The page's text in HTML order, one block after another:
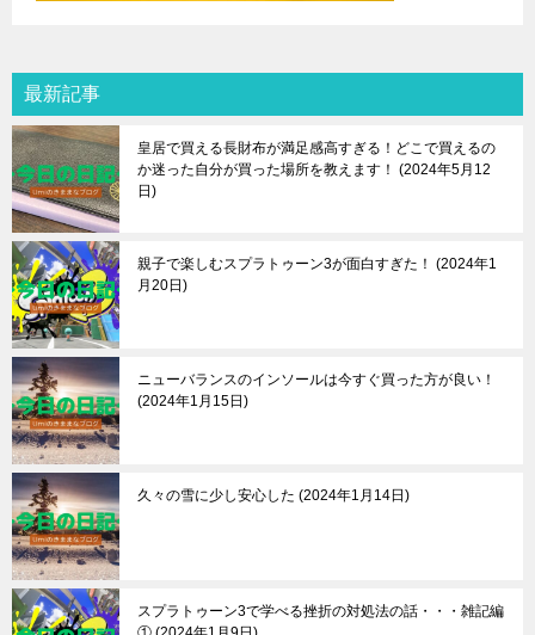
最新記事
皇居で買える長財布が満足感高すぎる！どこで買えるの
か迷った自分が買った場所を教えます！
2024年5月12
日
親子で楽しむスプラトゥーン3が面白すぎた！
2024年1
月20日
ニューバランスのインソールは今すぐ買った方が良い！
2024年1月15日
久々の雪に少し安心した 2024年1月14日
スプラトゥーン3で学べる挫折の対処法の話・・・雑記編